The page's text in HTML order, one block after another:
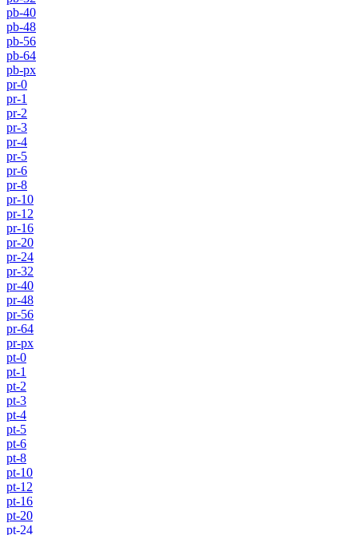
pb-40
pb-48
pb-56
pb-64
pb-px
pr-0
pr-1
pr-2
pr-3
pr-4
pr-5
pr-6
pr-8
pr-10
pr-12
pr-16
pr-20
pr-24
pr-32
pr-40
pr-48
pr-56
pr-64
pr-px
pt-0
pt-1
pt-2
pt-3
pt-4
pt-5
pt-6
pt-8
pt-10
pt-12
pt-16
pt-20
pt-24